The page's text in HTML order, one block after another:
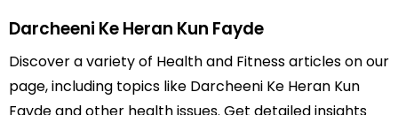
Darcheeni Ke Heran Kun Fayde
Discover a variety of Health and Fitness articles on our
page, including topics like Darcheeni Ke Heran Kun
Fayde and other health issues. Get detailed insights